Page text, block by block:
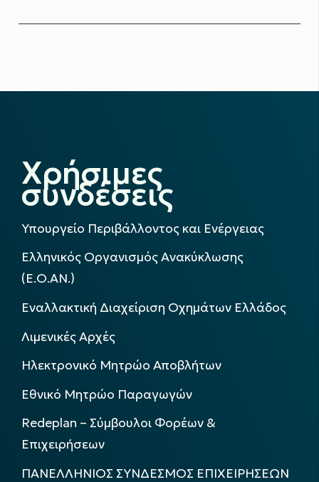
Χρήσιμες
συνδέσεις
Υπουργείο Περιβάλλοντος και Ενέργειας
Ελληνικός Οργανισμός Ανακύκλωσης
(Ε.Ο.ΑΝ.)
Εναλλακτική Διαχείριση Οχημάτων Ελλάδος
Λιμενικές Αρχές
Ηλεκτρονικό Μητρώο Αποβλήτων
Εθνικό Μητρώο Παραγωγών
Redeplan – Σύμβουλοι Φορέων &
Επιχειρήσεων
ΠΑΝΕΛΛΗΝΙΟΣ ΣΥΝΔΕΣΜΟΣ ΕΠΙΧΕΙΡΗΣΕΩΝ